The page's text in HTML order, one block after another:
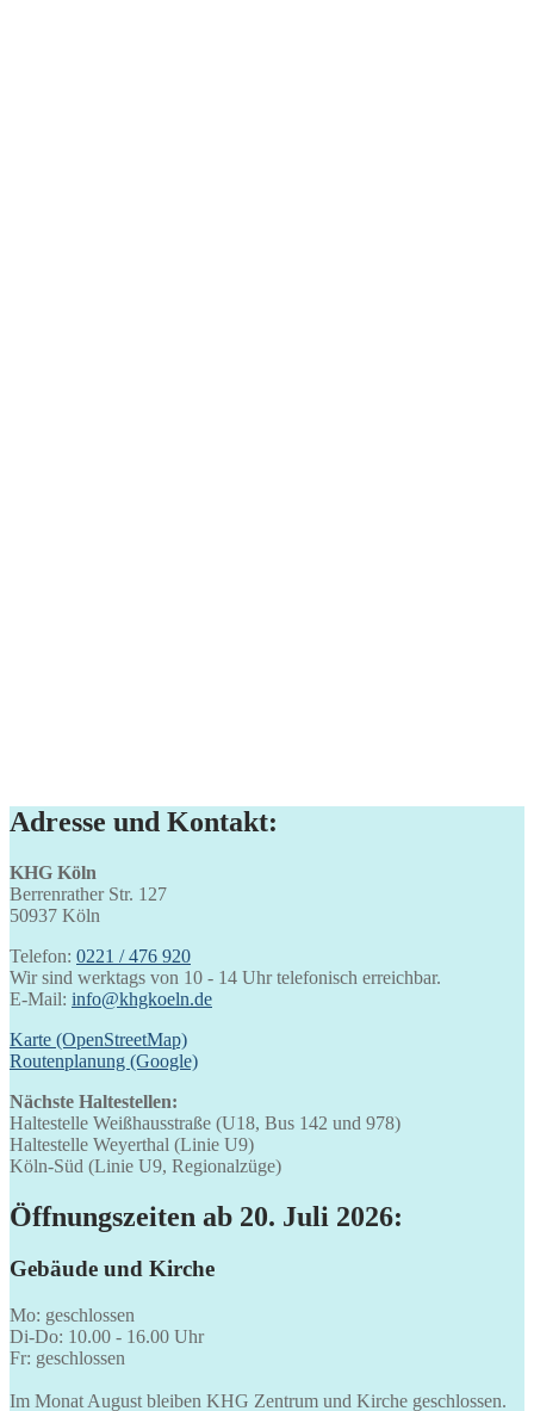
Adresse und Kontakt:
KHG Köln
Berrenrather Str. 127
50937 Köln
Telefon: 0221 / 476 920
Wir sind werktags von 10 - 14 Uhr telefonisch erreichbar.
E-Mail: info@khgkoeln.de
Karte (OpenStreetMap)
Routenplanung (Google)
Nächste Haltestellen:
Haltestelle Weißhausstraße (U18, Bus 142 und 978)
Haltestelle Weyerthal (Linie U9)
Köln-Süd (Linie U9, Regionalzüge)
Öffnungszeiten ab 20. Juli 2026:
Gebäude und Kirche
Mo: geschlossen
Di-Do: 10.00 - 16.00 Uhr
Fr: geschlossen
Im Monat August bleiben KHG Zentrum und Kirche geschlossen.